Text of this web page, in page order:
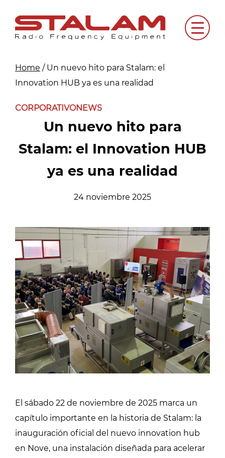
content
Menu
Home / Un nuevo hito para Stalam: el
Innovation HUB ya es una realidad
CORPORATIVONEWS
Un nuevo hito para
Stalam: el Innovation HUB
ya es una realidad
24 noviembre 2025
El sábado 22 de noviembre de 2025 marca un
capítulo importante en la historia de Stalam: la
inauguración oficial del nuevo innovation hub
en Nove, una instalación diseñada para acelerar